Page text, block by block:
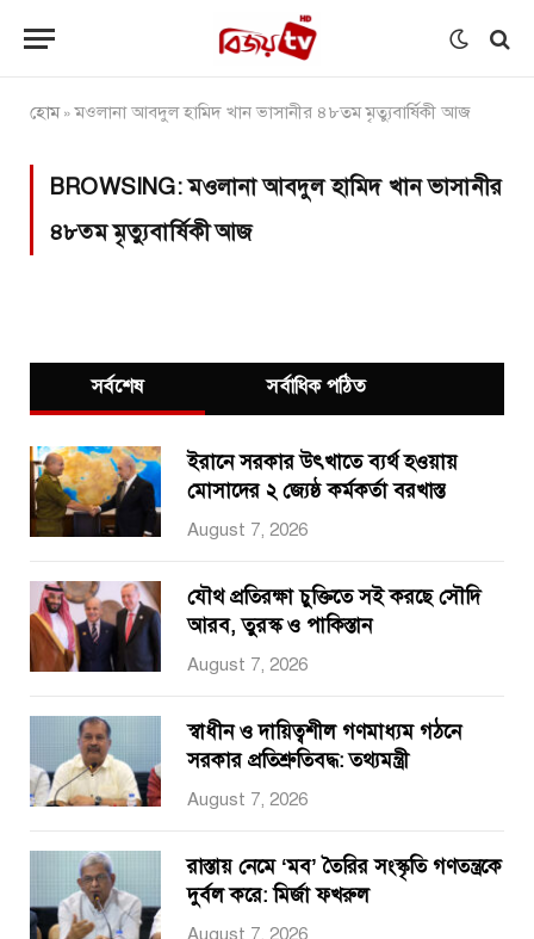
হোম»মওলানা আবদুল হামিদ খান ভাসানীর ৪৮তম মৃত্যুবার্ষিকী আজ
BROWSING:মওলানা আবদুল হামিদ খান ভাসানীর
৪৮তম মৃত্যুবার্ষিকী আজ
সর্বশেষ সর্বাধিক পঠিত
ইরানে সরকার উৎখাতে ব্যর্থ হওয়ায়
মোসাদের ২ জ্যেষ্ঠ কর্মকর্তা বরখাস্ত
August 7, 2026
যৌথ প্রতিরক্ষা চুক্তিতে সই করছে সৌদি
আরব, তুরস্ক ও পাকিস্তান
August 7, 2026
স্বাধীন ও দায়িত্বশীল গণমাধ্যম গঠনে
সরকার প্রতিশ্রুতিবদ্ধ: তথ্যমন্ত্রী
August 7, 2026
রাস্তায় নেমে ‘মব’ তৈরির সংস্কৃতি গণতন্ত্রকে
দুর্বল করে: মির্জা ফখরুল
August 7, 2026